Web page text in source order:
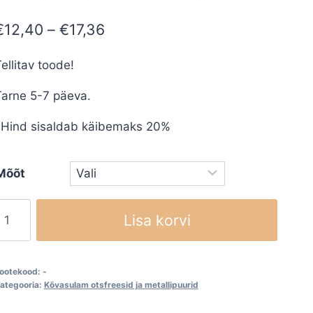
12,40 – €17,36Price
€17,36
toode!
5-7 päeva.
sisaldab käibemaks 20%
otsfreesid
Lisa korvi
-
Kõvasulam otsfreesid ja metallipuurid